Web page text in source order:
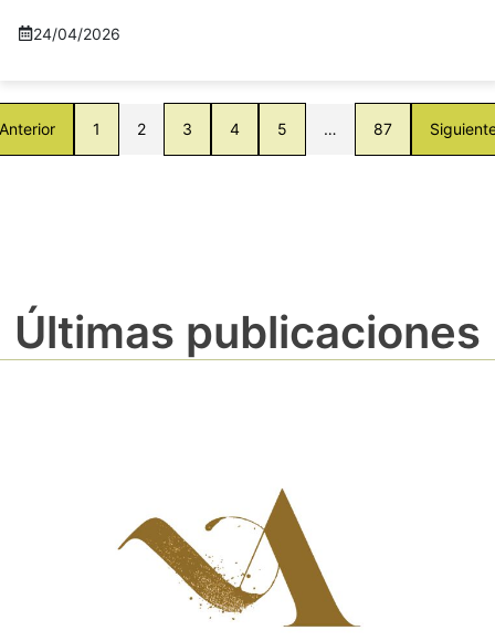
24/04/2026
1 2 3 4 5 … 87
Últimas publicaciones